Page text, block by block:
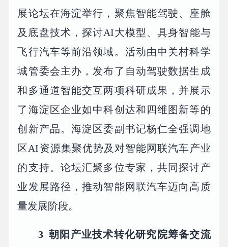
展论坛在海淀举行，聚焦智能驾驶、座舱
及底盘技术，探讨AI大模型、具身智能与
飞行汽车等前沿领域。活动由中关村科学
城管委会主办，发布了自动驾驶数据生成
和多通道智能交互两项科研成果，并展示
了海淀区企业如中科创达和四维图新等的
创新产品。海淀区委副书记杨仁全强调地
区AI资源集聚优势及对智能网联汽车产业
的支持。论坛汇聚多位专家，共同探讨产
业发展路径，推动智能网联汽车迈向高质
量发展阶段。
3 朝阳产业技术转化研究院筹备交流